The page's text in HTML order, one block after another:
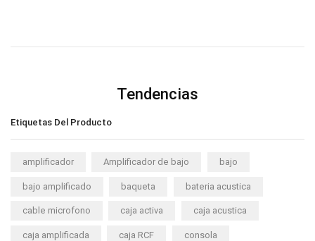
Tendencias
Etiquetas Del Producto
amplificador Amplificador de bajo bajo
bajo amplificado baqueta bateria acustica
cable microfono caja activa caja acustica
caja amplificada caja RCF consola